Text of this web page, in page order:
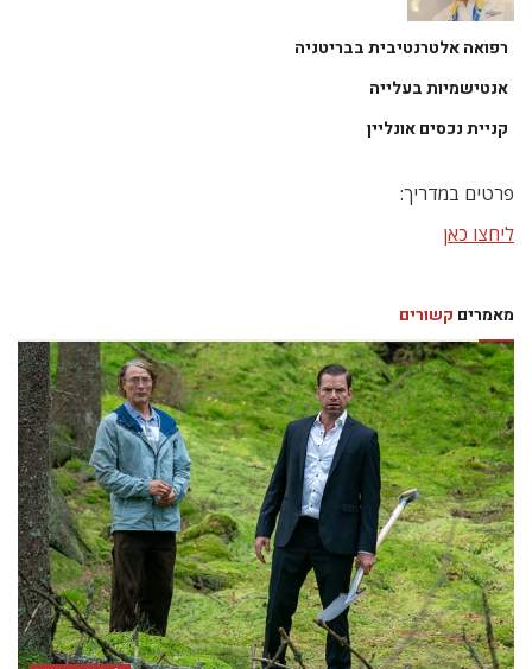
רפואה אלטרנטיבית בבריטניה
אנטישמיות בעלייה
קניית נכסים אונליין
פרטים במדריך:
ליחצו כאן
מאמרים קשורים